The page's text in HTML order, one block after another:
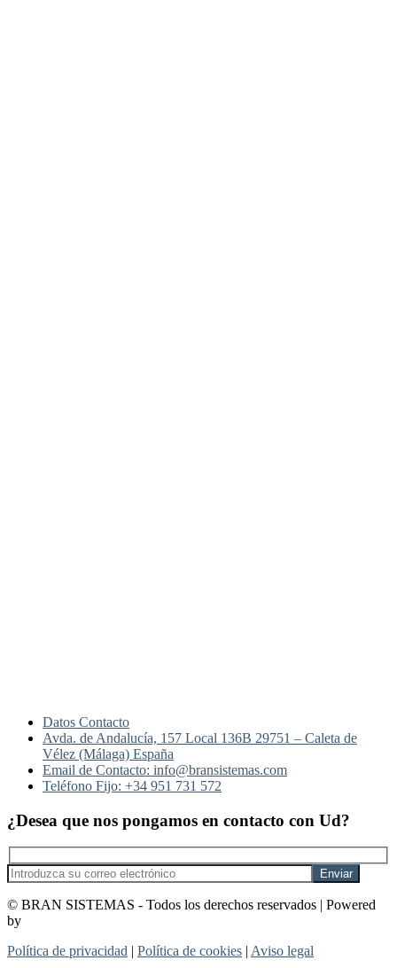
Datos Contacto
Avda. de Andalucía, 157 Local 136B 29751 – Caleta de
Vélez (Málaga) España
Email de Contacto: info@bransistemas.com
Teléfono Fijo: +34 951 731 572
¿Desea que nos pongamos en contacto con Ud?
© BRAN SISTEMAS - Todos los derechos reservados | Powered
by
Política de privacidad | Política de cookies | Aviso legal